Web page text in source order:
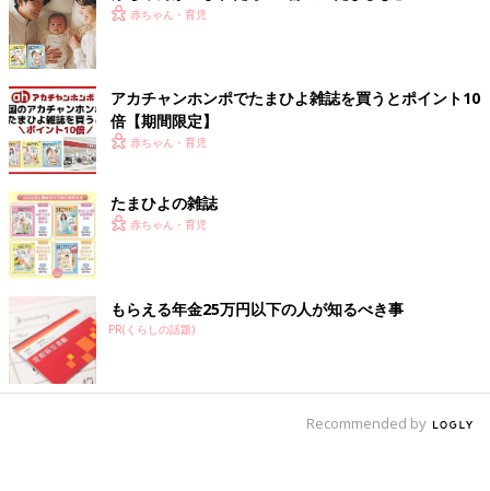
赤ちゃん・育児
アカチャンホンポでたまひよ雑誌を買うとポイント10
倍【期間限定】
赤ちゃん・育児
たまひよの雑誌
赤ちゃん・育児
もらえる年金25万円以下の人が知るべき事
PR(くらしの話題)
Recommended by